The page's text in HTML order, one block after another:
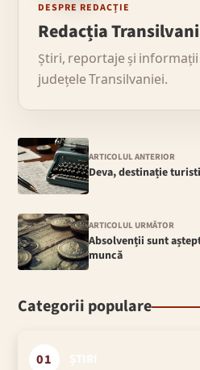
DESPRE REDACȚIE
Redacția
Știri, reportaje și
județele Transilvaniei.
ARTICOLUL ANTERIOR
Deva, destinație
ARTICOLUL URMĂTOR
Absolvenții sunt
muncă
Categorii populare
01